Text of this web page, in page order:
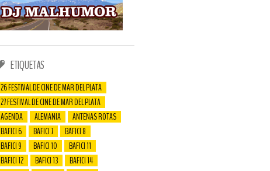
ETIQUETAS
26 FESTIVAL DE CINE DE MAR DEL PLATA
27 FESTIVAL DE CINE DE MAR DEL PLATA
AGENDA
ALEMANIA
ANTENAS ROTAS
BAFICI 6
BAFICI 7
BAFICI 8
BAFICI 9
BAFICI 10
BAFICI 11
BAFICI 12
BAFICI 13
BAFICI 14